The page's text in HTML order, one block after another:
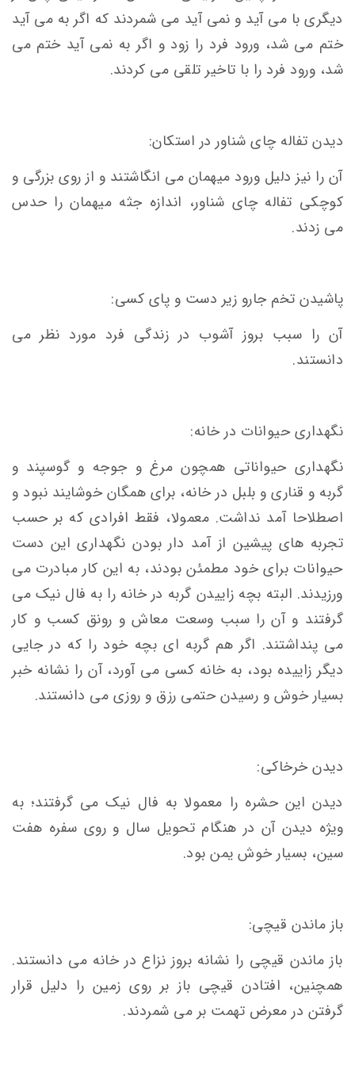
دیگری با می آید و نمی آید می شمردند که اگر به می آید
ختم می شد، ورود فرد را زود و اگر به نمی آید ختم می
شد، ورود فرد را با تاخیر تلقی می کردند.
دیدن تفاله چای شناور در استکان:
آن را نیز دلیل ورود میهمان می انگاشتند و از روی بزرگی و
کوچکی تفاله چای شناور، اندازه جثه میهمان را حدس
می زدند.
پاشیدن تخم جارو زیر دست و پای کسی:
آن را سبب بروز آشوب در زندگی فرد مورد نظر می
دانستند.
نگهداری حیوانات در خانه:
نگهداری حیواناتی همچون مرغ و جوجه و گوسپند و
گربه و قناری و بلبل در خانه، برای همگان خوشایند نبود و
اصطلاحا آمد نداشت. معمولا، فقط افرادی که بر حسب
تجربه های پیشین از آمد دار بودن نگهداری این دست
حیوانات برای خود مطمئن بودند، به این کار مبادرت می
ورزیدند. البته بچه زاییدن گربه در خانه را به فال نیک می
گرفتند و آن را سبب وسعت معاش و رونق کسب و کار
می پنداشتند. اگر هم گربه ای بچه خود را که در جایی
دیگر زاییده بود، به خانه کسی می آورد، آن را نشانه خبر
بسیار خوش و رسیدن حتمی رزق و روزی می دانستند.
دیدن خرخاکی:
دیدن این حشره را معمولا به فال نیک می گرفتند؛ به
ویژه دیدن آن در هنگام تحویل سال و روی سفره هفت
سین، بسیار خوش یمن بود.
باز ماندن قیچی:
باز ماندن قیچی را نشانه بروز نزاع در خانه می دانستند.
همچنین، افتادن قیچی باز بر روی زمین را دلیل قرار
گرفتن در معرض تهمت بر می شمردند.